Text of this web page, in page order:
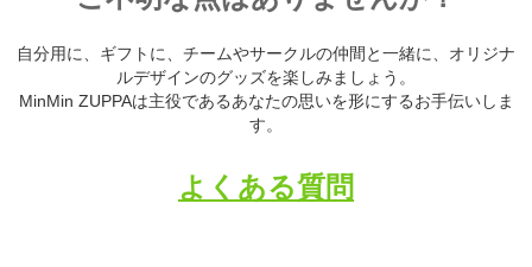
自分用に、ギフトに、チームやサークルの仲間と一緒に、オリジナ
ルデザインのグッズを楽しみましょう。
MinMin ZUPPAは主役であるあなたの思いを形にするお手伝いしま
す。
よくある質問